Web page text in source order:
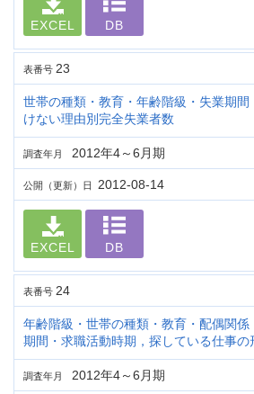
EXCEL DB
表番号 23
世帯の種類・教育・年齢階級・失業期
けない理由別完全失業者数
調査年月 2012年4～6月期
公開（更新）日 2012-08-14
EXCEL DB
表番号 24
年齢階級・世帯の種類・教育・配偶関
期間・求職活動時期，探している仕事の
調査年月 2012年4～6月期